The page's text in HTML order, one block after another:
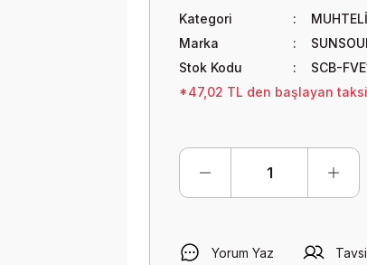
Kategori
Marka
Stok Kodu
SCB-
*47,02 TL den başlayan
Yorum Yaz